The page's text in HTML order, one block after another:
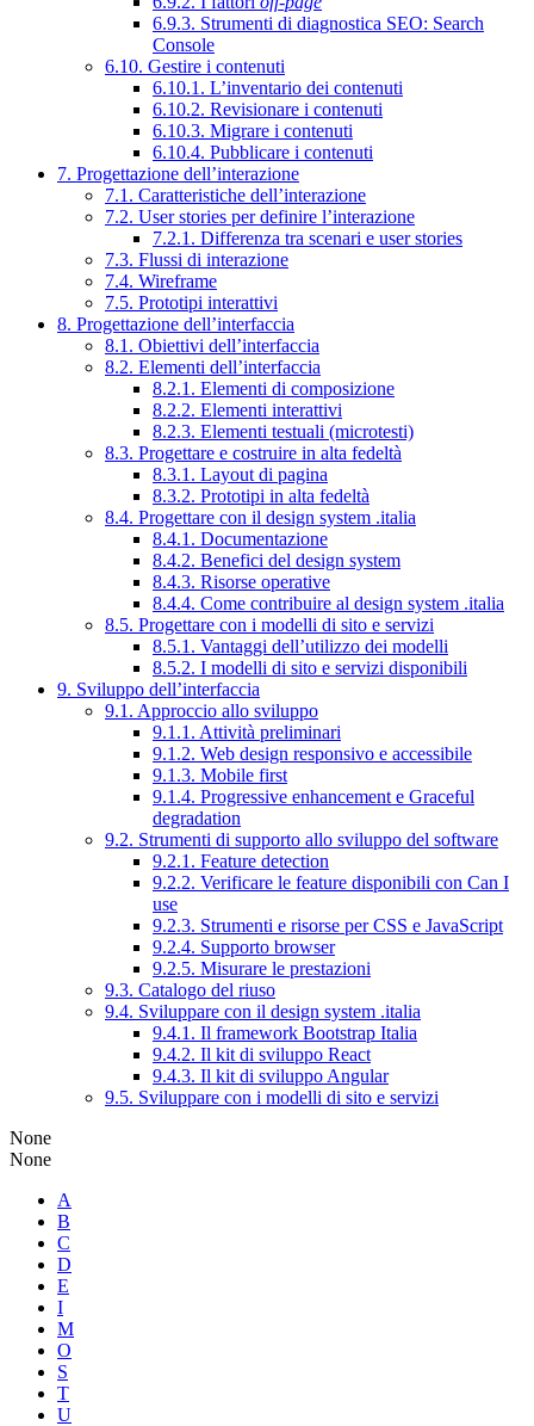
6.9.3. Strumenti di diagnostica SEO: Search
Console
6.10. Gestire i contenuti
6.10.1. L’inventario dei contenuti
6.10.2. Revisionare i contenuti
6.10.3. Migrare i contenuti
6.10.4. Pubblicare i contenuti
7. Progettazione dell’interazione
7.1. Caratteristiche dell’interazione
7.2. User stories per definire l’interazione
7.2.1. Differenza tra scenari e user stories
7.3. Flussi di interazione
7.4. Wireframe
7.5. Prototipi interattivi
8. Progettazione dell’interfaccia
8.1. Obiettivi dell’interfaccia
8.2. Elementi dell’interfaccia
8.2.1. Elementi di composizione
8.2.2. Elementi interattivi
8.2.3. Elementi testuali (microtesti)
8.3. Progettare e costruire in alta fedeltà
8.3.1. Layout di pagina
8.3.2. Prototipi in alta fedeltà
8.4. Progettare con il design system .italia
8.4.1. Documentazione
8.4.2. Benefici del design system
8.4.3. Risorse operative
8.4.4. Come contribuire al design system .italia
8.5. Progettare con i modelli di sito e servizi
8.5.1. Vantaggi dell’utilizzo dei modelli
8.5.2. I modelli di sito e servizi disponibili
9. Sviluppo dell’interfaccia
9.1. Approccio allo sviluppo
9.1.1. Attività preliminari
9.1.2. Web design responsivo e accessibile
9.1.3. Mobile first
9.1.4. Progressive enhancement e Graceful
degradation
9.2. Strumenti di supporto allo sviluppo del software
9.2.1. Feature detection
9.2.2. Verificare le feature disponibili con Can I
use
9.2.3. Strumenti e risorse per CSS e JavaScript
9.2.4. Supporto browser
9.2.5. Misurare le prestazioni
9.3. Catalogo del riuso
9.4. Sviluppare con il design system .italia
9.4.1. Il framework Bootstrap Italia
9.4.2. Il kit di sviluppo React
9.4.3. Il kit di sviluppo Angular
9.5. Sviluppare con i modelli di sito e servizi
None
None
A
B
C
D
E
I
M
O
S
T
U